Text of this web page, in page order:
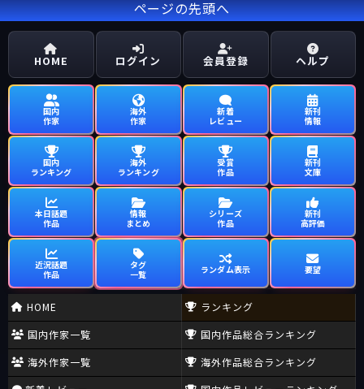
ページの先頭へ
HOME ログイン 会員登録 ヘルプ
国内
作家
海外
作家
新着
レビュー
新刊
情報
国内
ランキング
海外
ランキング
受賞
作品
新刊
文庫
本日話題
作品
情報
まとめ
シリーズ
作品
新刊
高評価
近況話題
作品
タグ
一覧
ランダム表示 要望
HOME
国内作家一覧
海外作家一覧
ランキング
国内作品総合ランキング
海外作品総合ランキング